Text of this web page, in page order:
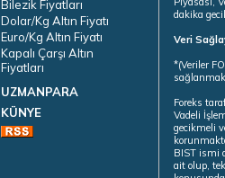
Bilezik Fiyatları
Dolar/Kg Altın Fiyatı
Euro/Kg Altın Fiyatı
Kapalı Çarşı Altın
Fiyatları
UZMANPARA
KÜNYE
dakika
Veri
*(Veriler
Foreks
Vadeli
gecikmeli
BIST ismi
ait olup,